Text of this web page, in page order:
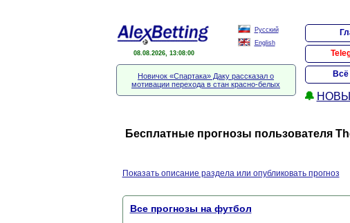
08.08.2026, 13:08:01
Русский
English
Всё
🔔
Новичок «Спартака» Даку рассказал о
мотивации перехода в стан красно-белых
Бесплатные прогнозы пользователя
Показать описание раздела или опубликовать прогноз
Все прогнозы на футбол